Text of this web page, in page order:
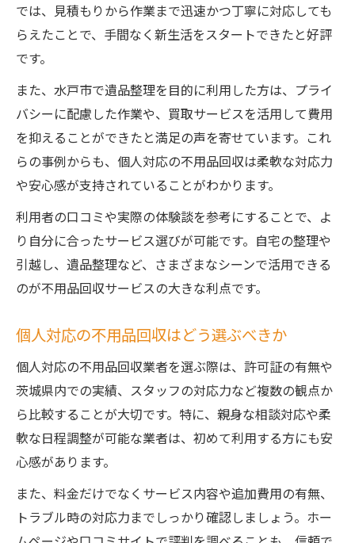
では、見積もりから作業まで迅速かつ丁寧に対応しても
らえたことで、手間なく新生活をスタートできたと好評
です。
また、水戸市で遺品整理を目的に利用した方は、プライ
バシーに配慮した作業や、買取サービスを活用して費用
を抑えることができたと満足の声を寄せています。これ
らの事例からも、個人対応の不用品回収は柔軟な対応力
や安心感が支持されていることがわかります。
利用者の口コミや実際の体験談を参考にすることで、よ
り自分に合ったサービス選びが可能です。自宅の整理や
引越し、遺品整理など、さまざまなシーンで活用できる
のが不用品回収サービスの大きな利点です。
個人対応の不用品回収はどう選ぶべきか
個人対応の不用品回収業者を選ぶ際は、許可証の有無や
茨城県内での実績、スタッフの対応力など複数の観点か
ら比較することが大切です。特に、親身な相談対応や柔
軟な日程調整が可能な業者は、初めて利用する方にも安
心感があります。
また、料金だけでなくサービス内容や追加費用の有無、
トラブル時の対応力までしっかり確認しましょう。ホー